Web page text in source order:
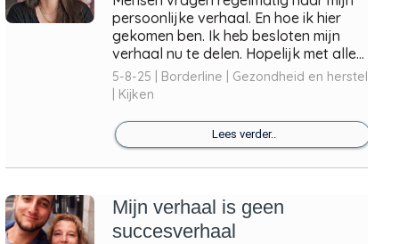
persoonlijke verhaal. En hoe ik hier
gekomen ben. Ik heb besloten mijn
verhaal nu te delen. Hopelijk met alle...
5-8-25 | Borderline | Gezondheid en herstel
| Kijken
Lees verder..
Mijn verhaal is geen
succesverhaal